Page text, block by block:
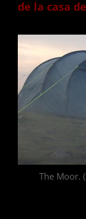
de la casa
The Moor.